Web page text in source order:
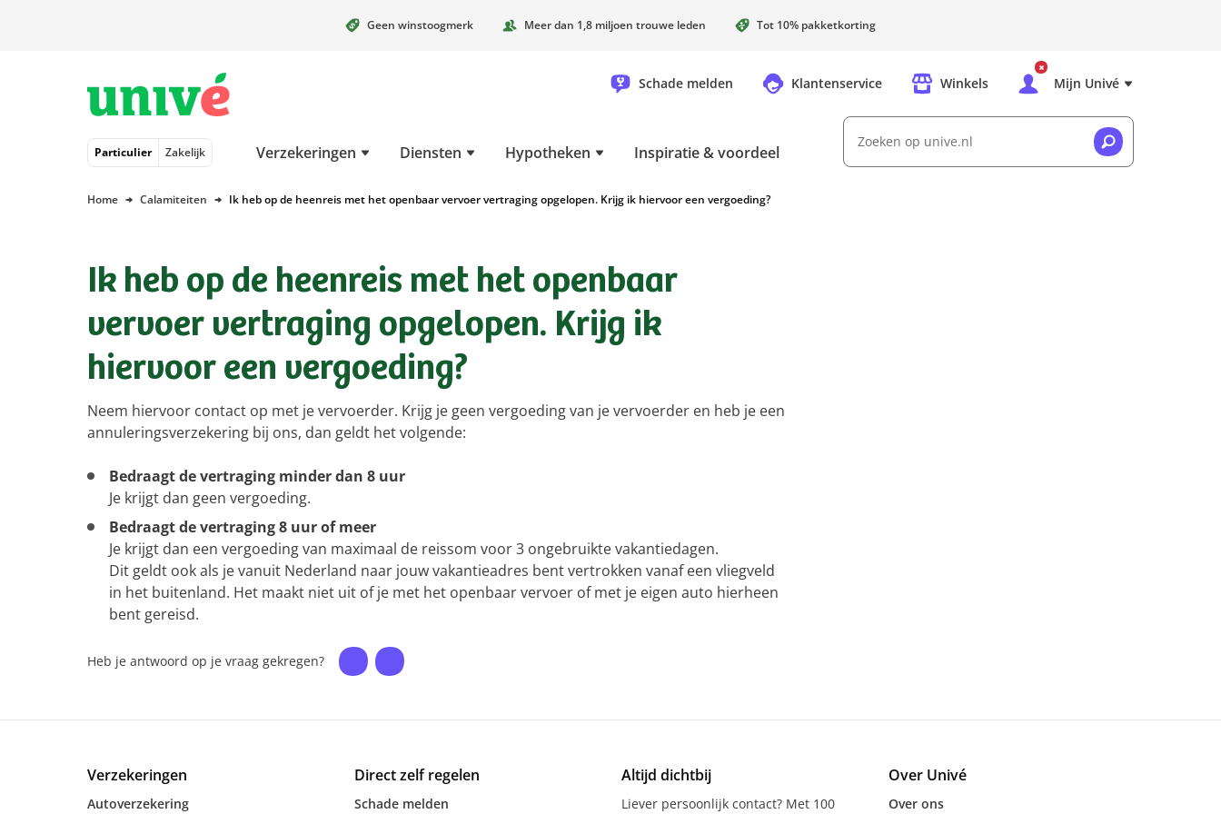
Geen winstoogmerk Meer dan 1,8 miljoen trouwe leden Tot 10% pakketkorting
Schade melden Klantenservice Winkels Mijn Univé
Particulier Zakelijk Verzekeringen Diensten Hypotheken Inspiratie & voordeel
Zoeken op unive.nl
Home Calamiteiten Ik heb op de heenreis met het openbaar vervoer vertraging opgelopen. Krijg ik hiervoor een vergoeding?
Ik heb op de heenreis met het openbaar
vervoer vertraging opgelopen. Krijg ik
hiervoor een vergoeding?
Neem hiervoor contact op met je vervoerder. Krijg je geen vergoeding van je vervoerder en heb je een
annuleringsverzekering bij ons, dan geldt het volgende:
Bedraagt de vertraging minder dan 8 uur
Je krijgt dan geen vergoeding.
Bedraagt de vertraging 8 uur of meer
Je krijgt dan een vergoeding van maximaal de reissom voor 3 ongebruikte vakantiedagen.
Dit geldt ook als je vanuit Nederland naar jouw vakantieadres bent vertrokken vanaf een vliegveld
in het buitenland. Het maakt niet uit of je met het openbaar vervoer of met je eigen auto hierheen
bent gereisd.
Heb je antwoord op je vraag gekregen?
Verzekeringen
Autoverzekering
Direct zelf regelen
Schade melden
Altijd dichtbij
Liever persoonlijk contact? Met 100
Over Univé
Over ons